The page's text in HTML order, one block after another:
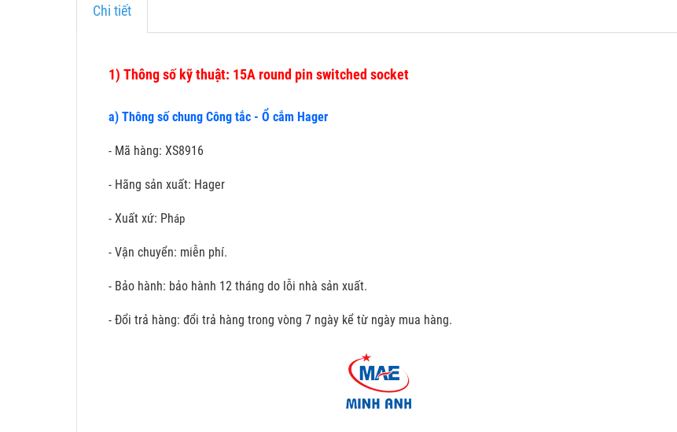
Chi tiết
1) Thông số kỹ thuật: 15A round pin switched socket
a) Thông số chung Công tắc - Ổ cắm Hager
- Mã hàng: XS8916
- Hãng sản xuất: Hager
- Xuất xứ: Pháp
- Vận chuyển: miễn phí.
- Bảo hành: bảo hành 12 tháng do lỗi nhà sản xuất.
- Đổi trả hàng: đổi trả hàng trong vòng 7 ngày kể từ ngày mua hàng.